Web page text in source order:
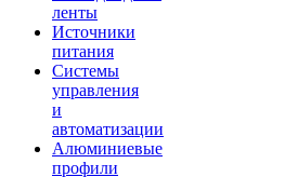
ленты
Источники
питания
Системы
управления
и
автоматизации
Алюминиевые
профили